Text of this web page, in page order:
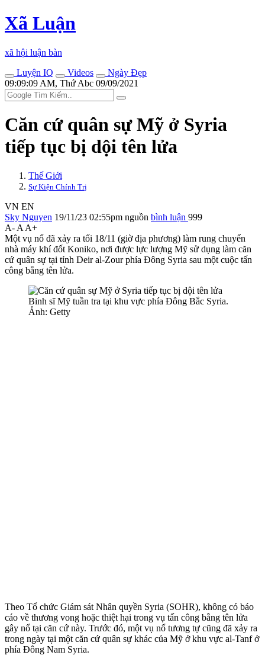
Xã Luận
xã hội luận bàn
Luyện IQ
Videos
Ngày Đẹp
09:09:09 AM, Thứ Abc 09/09/2021
Căn cứ quân sự Mỹ ở Syria
tiếp tục bị dội tên lửa
Thế Giới
Sự Kiện Chính Trị
VN EN
Sky Nguyen 19/11/23 02:55pm nguồn bình luận 999
A- A A+
Một vụ nổ đã xảy ra tối 18/11 (giờ địa phương) làm rung chuyển
nhà máy khí đốt Koniko, nơi được lực lượng Mỹ sử dụng làm căn
cứ quân sự tại tỉnh Deir al-Zour phía Đông Syria sau một cuộc tấn
công bằng tên lửa.
Binh sĩ Mỹ tuần tra tại khu vực phía Đông Bắc Syria.
Ảnh: Getty
Theo Tổ chức Giám sát Nhân quyền Syria (SOHR), không có báo
cáo về thương vong hoặc thiệt hại trong vụ tấn công bằng tên lửa
gây nổ tại căn cứ này. Trước đó, một vụ nổ tương tự cũng đã xảy ra
trong ngày tại một căn cứ quân sự khác của Mỹ ở khu vực al-Tanf ở
phía Đông Nam Syria.